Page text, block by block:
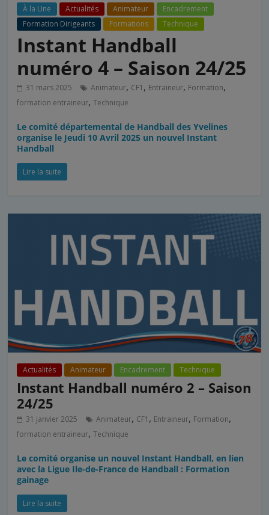
À la Une Actualités Animateur
Encadrement
Formation Dirigeants
Formations Technique
Instant Handball
numéro 4 – Saison 24/25
31 mars 2025 Animateur, CF1 , Entraineur, Formation,
formation entraineur,Technique
Le comité départemental de Handball des Yvelines
organise le Jeudi 10 Avril 2025 un nouvel Instant
Handball
Lire la suite
Actualités Animateur Encadrement Technique
Instant Handball numéro 2 – Saison
24/25
31 janvier 2025 Animateur, CF1 , Entraineur, Formation,
formation entraineur,Technique
Le comité organise un nouvel Instant Handball, en lien
avec la Ligue Ile-de-France de Handball : Formation
gainage
Lire la suite